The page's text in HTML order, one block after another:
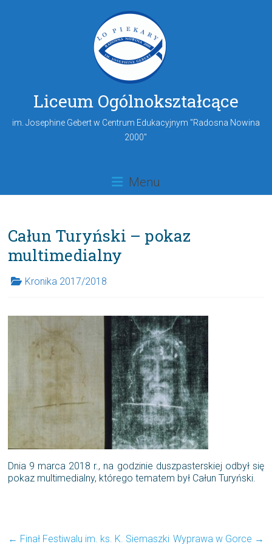
Liceum Ogólnokształcące
im. Josephine Gebert w Centrum Edukacyjnym "Radosna Nowina
2000"
Menu
Całun Turyński – pokaz
multimedialny
Kronika 2017/2018
Dnia 9 marca 2018 r., na godzinie duszpasterskiej odbył się
pokaz multimedialny, którego tematem był Całun Turyński.
← Finał Festiwalu im. ks. K. Siemaszki Wyprawa w Gorce →